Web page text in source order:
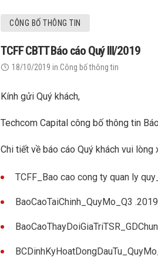
CÔNG BỐ THÔNG TIN
TCFF CBTT Báo cáo Quý III/2019
18/10/2019 in Công bố thông tin
Kính gửi Quý khách,
Techcom Capital công bố thông tin
Chi tiết về báo cáo Quý khách vui lòng
TCFF_Bao cao cong ty quan ly
BaoCaoTaiChinh_QuyMo_Q3 .2019